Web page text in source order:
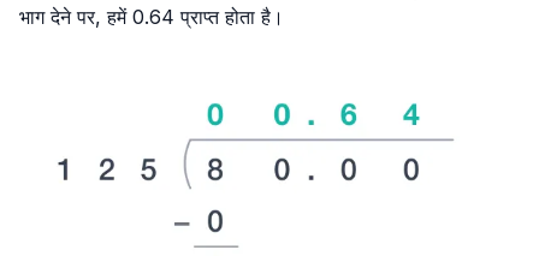
भाग देने पर, हमें 0.64 प्राप्त होता है।